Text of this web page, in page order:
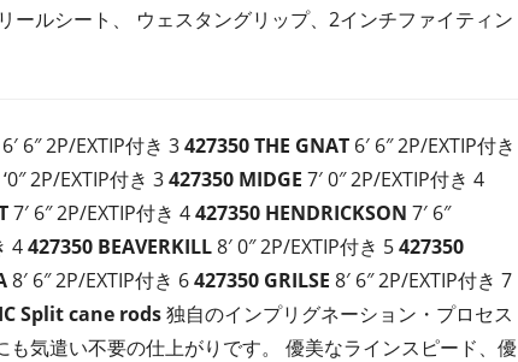
ルシート、 ウェスタングリップ、2インチファイティン
6′ 6″ 2P/EXTIP付き 3427350THE GNAT 6′ 6″ 2P/EXTIP付き
2P/EXTIP付き 3427350 MIDGE 7′ 0″ 2P/EXTIP付き 4
7′ 6″ 2P/EXTIP付き 4427350 HENDRICKSON 7′ 6″
4427350 BEAVERKILL8′ 0″ 2P/EXTIP付き 5427350
8′ 6″ 2P/EXTIP付き 6427350 GRILSE 8′ 6″ 2P/EXTIP付き 7
独自のインプリグネーション・プロセス
も気遣い不要の仕上がりです。 優美なラインスピード、優